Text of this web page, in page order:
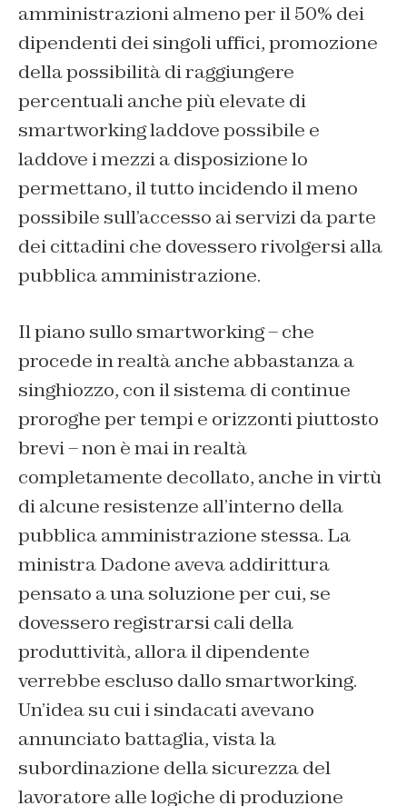
amministrazioni almeno per il 50% dei
dipendenti dei singoli uffici, promozione
della possibilità di raggiungere
percentuali anche più elevate di
smartworking laddove possibile e
laddove i mezzi a disposizione lo
permettano, il tutto incidendo il meno
possibile sull’accesso ai servizi da parte
dei cittadini che dovessero rivolgersi alla
pubblica amministrazione.
Il piano sullo smartworking – che
procede in realtà anche abbastanza a
singhiozzo, con il sistema di continue
proroghe per tempi e orizzonti piuttosto
brevi – non è mai in realtà
completamente decollato, anche in virtù
di alcune resistenze all’interno della
pubblica amministrazione stessa. La
ministra Dadone aveva addirittura
pensato a una soluzione per cui, se
dovessero registrarsi cali della
produttività, allora il dipendente
verrebbe escluso dallo smartworking.
Un’idea su cui i sindacati avevano
annunciato battaglia, vista la
subordinazione della sicurezza del
lavoratore alle logiche di produzione